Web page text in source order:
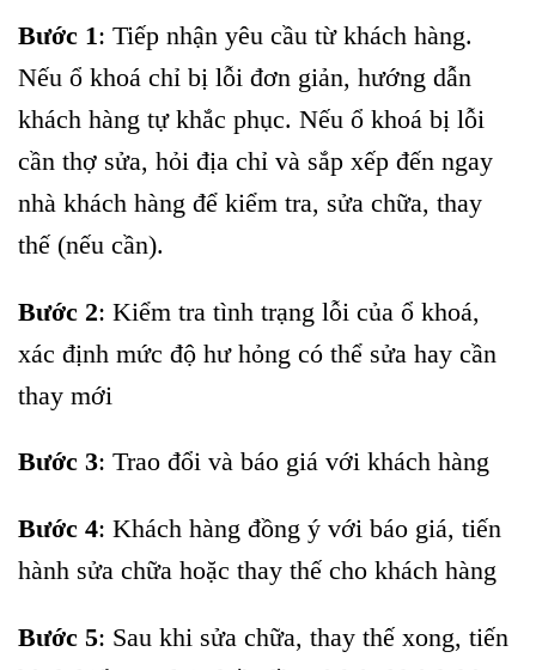
Bước 1: Tiếp nhận yêu cầu từ khách hàng.
Nếu ổ khoá chỉ bị lỗi đơn giản, hướng dẫn
khách hàng tự khắc phục. Nếu ổ khoá bị lỗi
cần thợ sửa, hỏi địa chỉ và sắp xếp đến ngay
nhà khách hàng để kiểm tra, sửa chữa, thay
thế (nếu cần).
Bước 2: Kiểm tra tình trạng lỗi của ổ khoá,
xác định mức độ hư hỏng có thể sửa hay cần
thay mới
Bước 3: Trao đổi và báo giá với khách hàng
Bước 4: Khách hàng đồng ý với báo giá, tiến
hành sửa chữa hoặc thay thế cho khách hàng
Bước 5: Sau khi sửa chữa, thay thế xong, tiến